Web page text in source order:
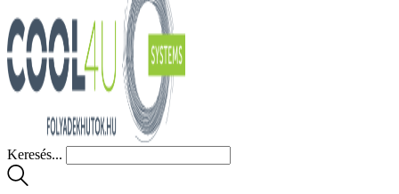
Keresés...